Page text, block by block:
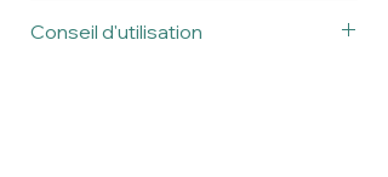
Menicon
Menicon
Conseil d'utilisation